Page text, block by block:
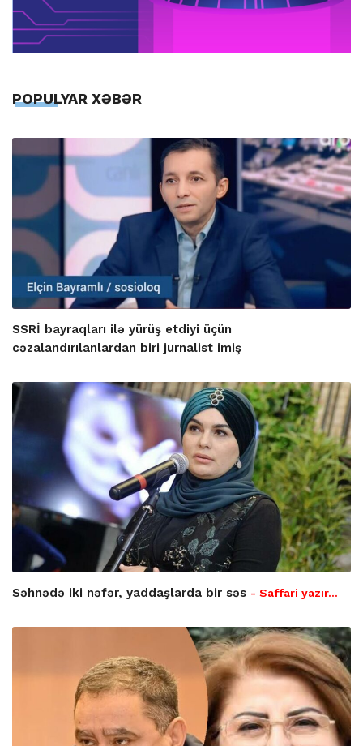
POPULYAR XƏBƏR
SSRİ bayraqları ilə yürüş etdiyi üçün
cəzalandırılanlardan biri jurnalist imiş
Səhnədə iki nəfər, yaddaşlarda bir səs - Saffari yazır…